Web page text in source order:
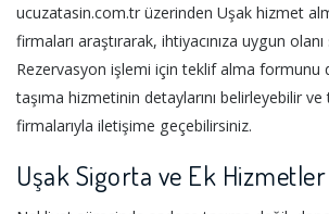
ucuzatasin.com.tr üzerinden Uşak hizmet
firmaları araştırarak, ihtiyacınıza uygun
Rezervasyon işlemi için teklif alma formunu
taşıma hizmetinin detaylarını belirleyebilir ve
firmalarıyla iletişime geçebilirsiniz.
Uşak Sigorta ve Ek Hizmetler